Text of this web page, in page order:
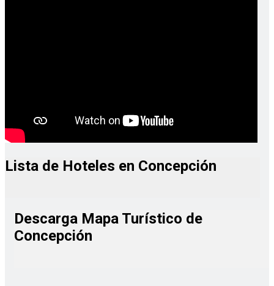
Lista de Hoteles en Concepción
Descarga Mapa Turístico de
Concepción